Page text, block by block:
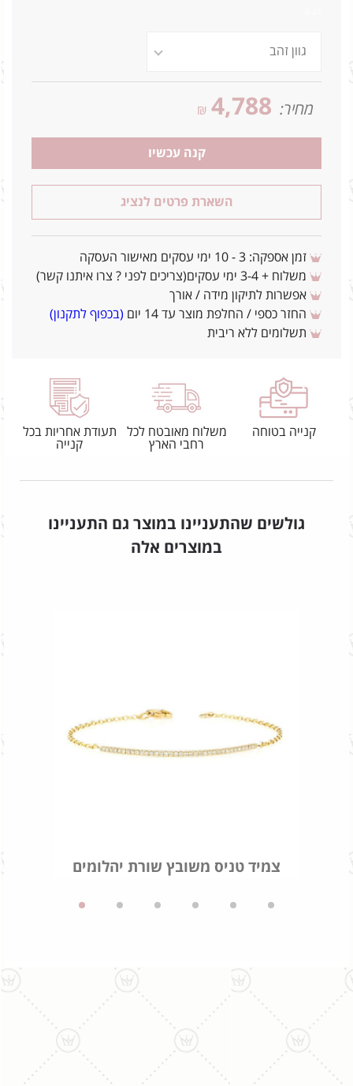
מחיר: 4,788
₪
קנה עכשיו
השארת פרטים לנציג
זמן אספקה: 3 - 10 ימי עסקים מאישור העסקה
משלוח + 3-4 ימי עסקים(צריכים לפני ? צרו איתנו קשר)
אפשרות לתיקון מידה / אורך
החזר כספי / החלפת מוצר עד 14 יום
(בכפוף לתקנון)
תשלומים ללא ריבית
קנייה בטוחה
משלוח מאובטח לכל
רחבי הארץ
תעודת אחריות בכל
קנייה
גולשים שהתעניינו במוצר גם התעניינו
במוצרים אלה
צמיד טניס משובץ שורת יהלומים